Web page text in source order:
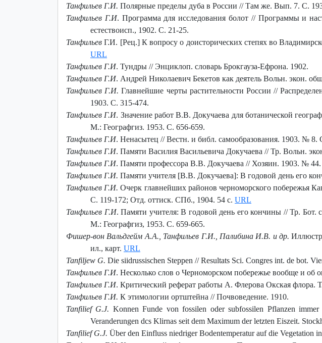
Танфильев Г.И. Полярные пределы дуба в России // Там же. Вып. 7. С.
Танфильев Г.И. Программа для исследования болот // Программы и
естествоисп., 1902. С. 21-25.
Танфильев Г.И. [Рец.] К вопросу о доисторических степях во
URL
Танфильев Г.И. Тундры // Энциклоп. словарь Брокгауза-Ефрона. 1902.
Танфильев Г.И. Андрей Николаевич Бекетов как деятель Вольн. экон.
Танфильев Г.И. Главнейшие черты растительности России //
1903. С. 315-474.
Танфильев Г.И. Значение работ В.В. Докучаева для ботанической
М.: Географгиз. 1953. С. 656-659.
Танфильев Г.И. Ненасытец // Вестн. и библ. самообразования. 1903. № 8.
Танфильев Г.И. Памяти Василия Васильевича Докучаева // Тр. Вольн.
Танфильев Г.И. Памяти профессора В.В. Докучаева // Хозяин. 1903. №
Танфильев Г.И. Памяти учителя [В.В. Докучаева]: В годовой день его
Танфильев Г.И.Очерк главнейших районов черноморского побережья
С. 119-172; Отд. оттиск. СПб., 1904. 54 с. URL
Танфильев Г.И. Памяти учителя: В годовой день его кончины // Тр.
М.: Географгиз, 1953. С. 659-665.
Фишер-вон Вальдгейм А.А., Танфильев Г.И., Палибина И.В. и др.
ил., карт. URL
Tanfiljew G. Die siidrussischen Steppen // Resultats Sci. Congres int. de bot.
Танфильев Г.И. Несколько слов о Черноморском побережье вообще и об
Танфильев Г.И. Критический реферат работы А. Флерова Окская флора.
Танфильев Г.И. К этимологии ортштейна // Почвоведение. 1910.
Tanfilief G.J. Konnen Funde von fossilen oder subfossilen Pflanzen
Veranderungen dcs Klirnas seit dem Maximum der letzten Eiszeit.
Tanfilief G.J. Über den Einfluss niedriger Bodentemperatur auf die Vegetation